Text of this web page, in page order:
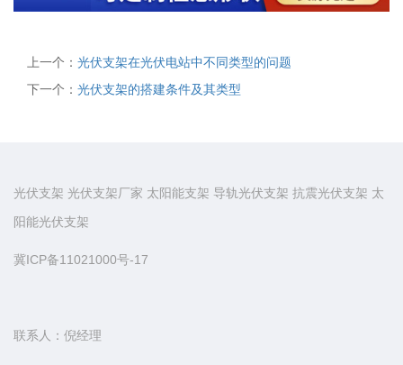
上一个： 光伏支架在光伏电站中不同类型的问题
下一个： 光伏支架的搭建条件及其类型
光伏支架 光伏支架厂家 太阳能支架 导轨光伏支架 抗震光伏支架 太
阳能光伏支架
冀ICP备11021000号-17
联系人：倪经理